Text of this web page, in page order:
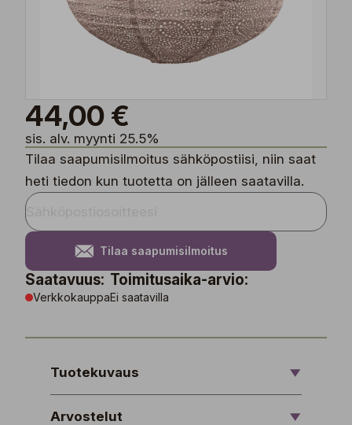
44,00 €
sis. alv. myynti 25.5%
Tilaa saapumisilmoitus sähköpostiisi, niin saat
heti tiedon kun tuotetta on jälleen saatavilla.
Tilaa saapumisilmoitus
Saatavuus:
Verkkokauppa
Toimitusaika-arvio:
Ei saatavilla
Tuotekuvaus
Arvostelut